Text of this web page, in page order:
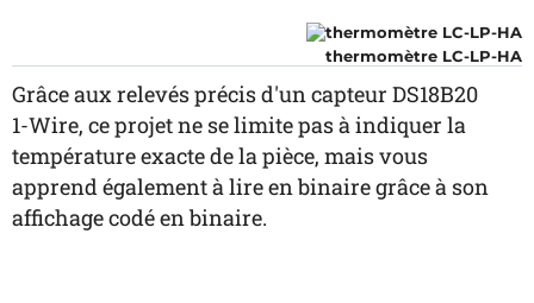
thermomètre LC-LP-HA
Grâce aux relevés précis d'un capteur DS18B20
1-Wire, ce projet ne se limite pas à indiquer la
température exacte de la pièce, mais vous
apprend également à lire en binaire grâce à son
affichage codé en binaire.